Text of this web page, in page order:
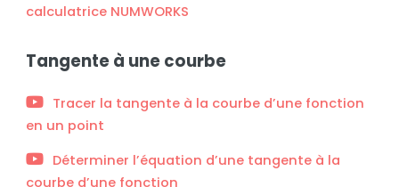
calculatrice NUMWORKS
Tangente à une courbe
Tracer la tangente à la courbe d’une fonction
en un point
Déterminer l’équation d’une tangente à la
courbe d’une fonction